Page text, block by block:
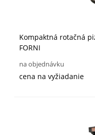
Kompaktná rotačná
FORNI
na objednávku
cena na vyžiadanie